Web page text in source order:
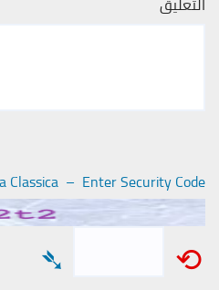
Classica – Enter Security Code
⟲
➴